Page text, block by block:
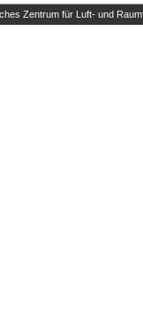
Zentrum für Luft- und